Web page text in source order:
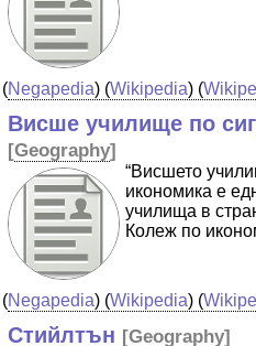
(Negapedia) (Wikipedia) (
Висше училище по
[Geography]
“Висшето
икономика е
училища в
Колеж по
(Negapedia) (Wikipedia) (
Стийлтън [Geography]